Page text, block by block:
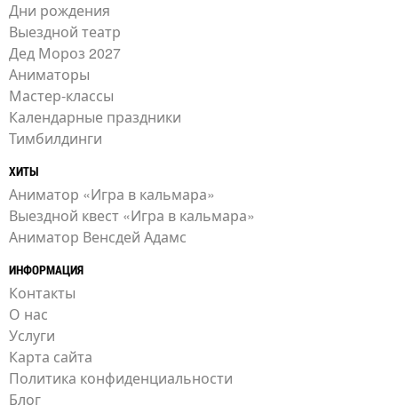
Дни рождения
Выездной театр
Дед Мороз 2027
Аниматоры
Мастер-классы
Календарные праздники
Тимбилдинги
ХИТЫ
Аниматор «Игра в кальмара»
Выездной квест «Игра в кальмара»
Аниматор Венсдей Адамс
ИНФОРМАЦИЯ
Контакты
О нас
Услуги
Карта сайта
Политика конфиденциальности
Блог